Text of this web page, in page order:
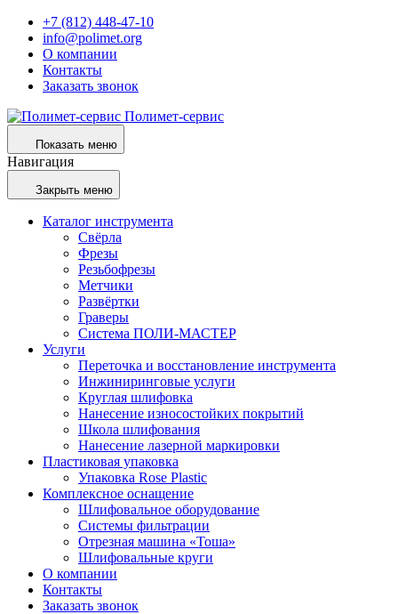
+7 (812) 448-47-10
info@polimet.org
О компании
Контакты
Заказать звонок
Полимет-сервис
Показать меню
Навигация
Закрыть меню
Каталог инструмента
Свёрла
Фрезы
Резьбофрезы
Метчики
Развёртки
Граверы
Система ПОЛИ-МАСТЕР
Услуги
Переточка и восстановление инструмента
Инжиниринговые услуги
Круглая шлифовка
Нанесение износостойких покрытий
Школа шлифования
Нанесение лазерной маркировки
Пластиковая упаковка
Упаковка Rose Plastic
Комплексное оснащение
Шлифовальное оборудование
Системы фильтрации
Отрезная машина «Тоша»
Шлифовальные круги
О компании
Контакты
Заказать звонок